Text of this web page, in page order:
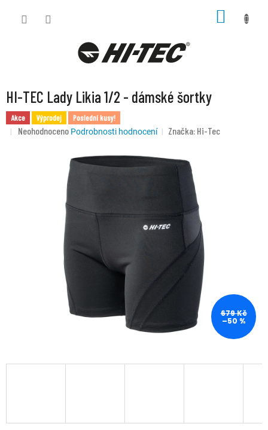
HI-TEC Lady Likia 1/2 - dámské šortky
Akce Výprodej Poslední kusy!
Průměrné
Neohodnoceno Podrobnosti hodnocení Značka: Hi-Tec
679 Kč
–50 %